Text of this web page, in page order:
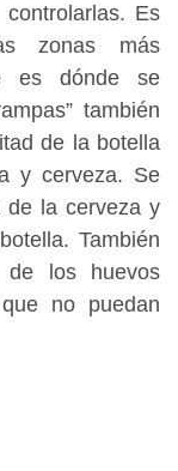
Es
zonas más
es dónde se
también
de la botella
y cerveza. Se
de la cerveza y
También
de los huevos
no puedan